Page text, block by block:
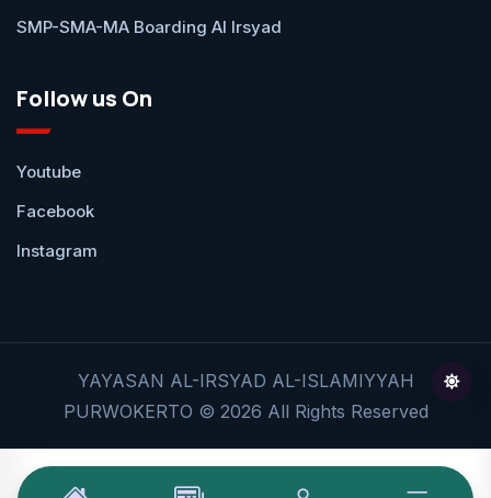
SMP-SMA-MA Boarding Al Irsyad
Follow us On
Youtube
Facebook
Instagram
YAYASAN AL-IRSYAD AL-ISLAMIYYAH
PURWOKERTO © 2026 All Rights Reserved